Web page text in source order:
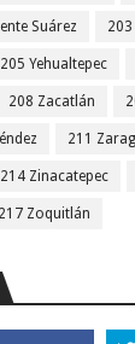
Suárez
205 Yehualtepec
208 Zacatlán
211
214 Zinacatepec
217 Zoquitlán